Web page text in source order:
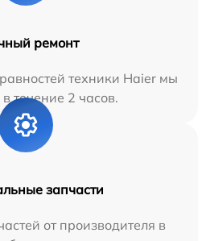
ремонт
техники Haier мы
течение 2 часов.
запчасти
от производителя в